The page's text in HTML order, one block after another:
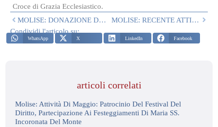
Croce di Grazia Ecclesiastico.
MOLISE: DONAZIONE DI VESTIARIO E SCARPE
MOLISE: RECENTE ATTIVITA’ DI DELEGAZIONE
Condividi l'articolo su:
WhatsApp X LinkedIn Facebook
articoli correlati
Molise: Attività Di Maggio: Patrocinio Del Festival Del
Diritto, Partecipazione Ai Festeggiamenti Di Maria SS.
Incoronata Del Monte